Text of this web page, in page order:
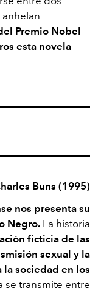
Premio Nobel
esta novela
Buns (1995)
nos presenta su
Negro. La historia
ficticia de las
sexual y la
sociedad en los
se transmite entre